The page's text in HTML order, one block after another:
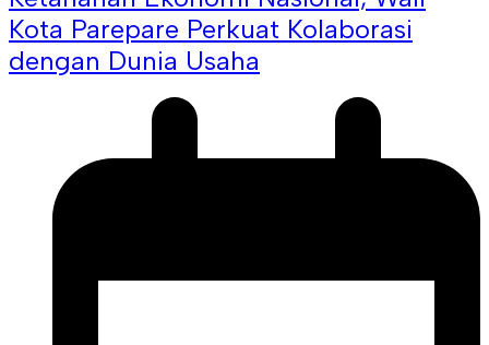
Kota Parepare Perkuat Kolaborasi
dengan Dunia Usaha